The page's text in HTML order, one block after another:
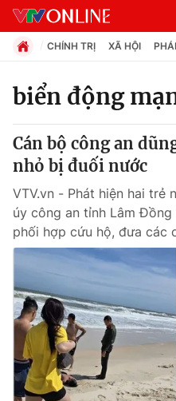
Chuyên mục
Chính trị
Xã hội
Pháp luật
Y tế
Thế giới
Tin tức
Kinh tế
CHÍNH TRỊ XÃ HỘI
biển động
Cán bộ công an
nhỏ bị đuối nước
VTV.vn - Phát hiện hai trẻ
úy công an tỉnh Lâm
phối hợp cứu hộ, đưa các